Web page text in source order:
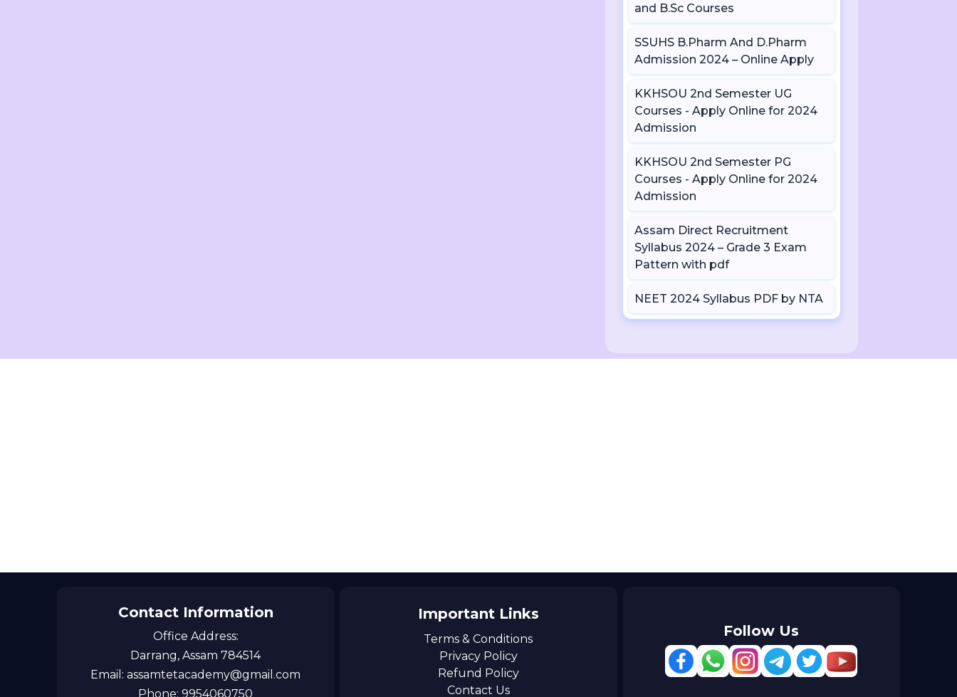
and B.Sc Courses
SSUHS B.Pharm And D.Pharm
Admission 2024 – Online Apply
KKHSOU 2nd Semester UG
Courses - Apply Online for 2024
Admission
KKHSOU 2nd Semester PG
Courses - Apply Online for 2024
Admission
Assam Direct Recruitment
Syllabus 2024 – Grade 3 Exam
Pattern with pdf
NEET 2024 Syllabus PDF by NTA
Contact Information
Office Address:
Darrang, Assam 784514
Email: assamtetacademy@gmail.com
Phone: 9954060750
Important Links
Terms & Conditions
Privacy Policy
Refund Policy
Contact Us
Follow Us